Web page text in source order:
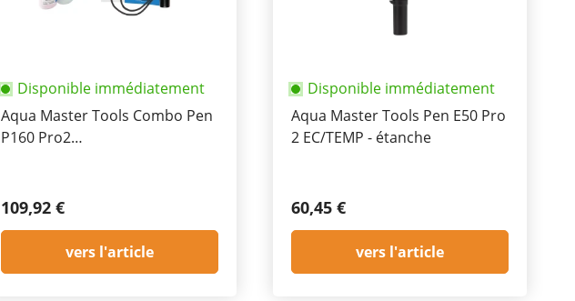
Disponible immédiatement
Aqua Master Tools Combo Pen
P160 Pro2
109,92 €
vers l'article
Disponible immédiatement
Aqua Master Tools Pen E50 Pro
2 EC/TEMP - étanche
60,45 €
vers l'article